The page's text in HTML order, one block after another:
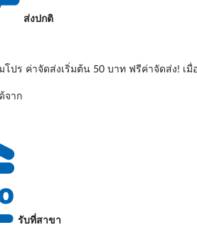
ส่งปกติ
โปร ค่าจัดส่งเริ่มต้น 50 บาท ฟรีค่าจัดส่ง! เ
จาก
รับที่สาขา